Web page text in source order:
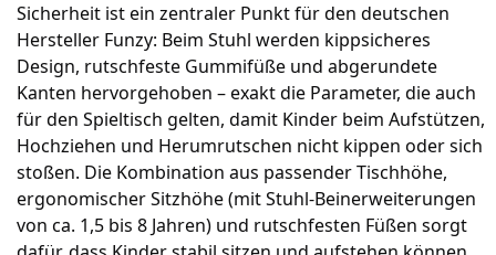
Sicherheit ist ein zentraler Punkt für den deutschen
Hersteller Funzy: Beim Stuhl werden kippsicheres
Design, rutschfeste Gummifüße und abgerundete
Kanten hervorgehoben – exakt die Parameter, die auch
für den Spieltisch gelten, damit Kinder beim Aufstützen,
Hochziehen und Herumrutschen nicht kippen oder sich
stoßen. Die Kombination aus passender Tischhöhe,
ergonomischer Sitzhöhe (mit Stuhl-Beinerweiterungen
von ca. 1,5 bis 8 Jahren) und rutschfesten Füßen sorgt